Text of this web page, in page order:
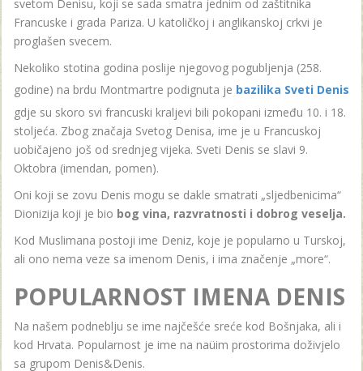
svetom Denisu, koji se sada smatra jednim od zaštitnika
Francuske i grada Pariza. U katoličkoj i anglikanskoj crkvi je
proglašen svecem.
Nekoliko stotina godina poslije njegovog pogubljenja (258.
godine) na brdu Montmartre podignuta je bazilika Sveti Denis
gdje su skoro svi francuski kraljevi bili pokopani između 10. i 18.
stoljeća. Zbog značaja Svetog Denisa, ime je u Francuskoj
uobičajeno još od srednjeg vijeka. Sveti Denis se slavi 9.
Oktobra (imendan, pomen).
Oni koji se zovu Denis mogu se dakle smatrati „sljedbenicima“
Dionizija koji je bio bog vina, razvratnosti i dobrog veselja.
Kod Muslimana postoji ime Deniz, koje je popularno u Turskoj,
ali ono nema veze sa imenom Denis, i ima značenje „more“.
POPULARNOST IMENA DENIS
Na našem podneblju se ime najčešće sreće kod Bošnjaka, ali i
kod Hrvata. Popularnost je ime na naüim prostorima doživjelo
sa grupom Denis&Denis.